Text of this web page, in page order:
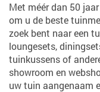
Met méér dan 50
om u de beste
zoek bent naar een
loungesets,
tuinkussens of
showroom en
uw tuin aangenaam